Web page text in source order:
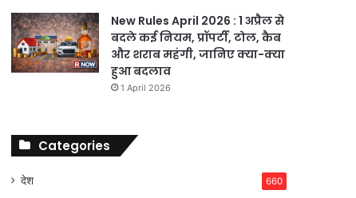
New Rules April 2026 : 1 अप्रैल से
बदले कई नियम, प्रॉपर्टी, टोल, कैब
और शराब महंगी, जानिए क्या-क्या
हुआ बदलाव
1 April 2026
Categories
देश 660